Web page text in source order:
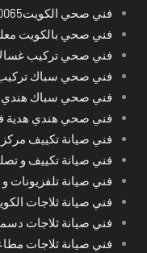
فني صحي الكويت55850065
فني صحي بالكويت
فني صحي تركيب
فني صحي سباك
فني صحي سباك هندي
فني صحي هندي هدية
فني صيانة تكييف
فني صيانة تكييف و
فني صيانة
فني صيانة ثلاجات
فني صيانة ثلاجات
فني صيانة ثلاجات